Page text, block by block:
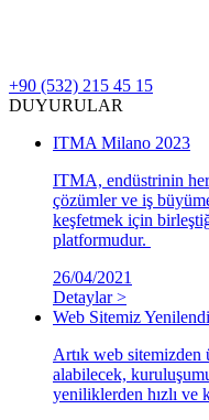
+90 (532) 215 45 15
DUYURULAR
ITMA Milano 2023
ITMA, endüstrinin
çözümler ve iş
keşfetmek için
platformudur.
26/04/2021
Detaylar >
Web Sitemiz Yenilendi
Artık web sitemizden
alabilecek,
yeniliklerden hızlı ve